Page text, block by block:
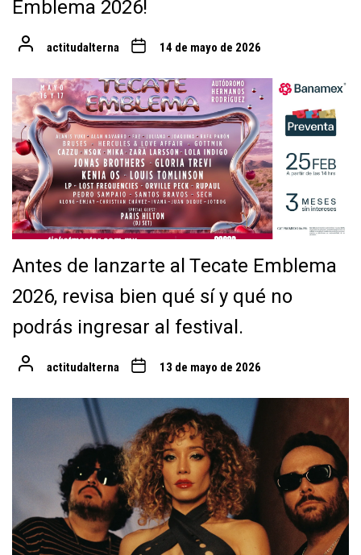
Emblema 2026!
actitudalterna 14 de mayo de 2026
Antes de lanzarte al Tecate Emblema
2026, revisa bien qué sí y qué no
podrás ingresar al festival.
actitudalterna 13 de mayo de 2026